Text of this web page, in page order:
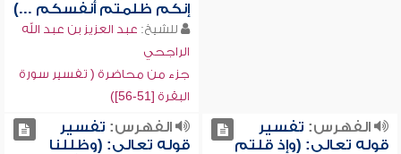
إنكم ظلمتم أنفسكم ...)
للشيخ: عبد العزيز بن عبد الله
الراجحي
جزء من محاضرة ( تفسير سورة
البقرة [51-56])
الفهرس: تفسير
قوله تعالى: (وإذ قلتم
الفهرس: تفسير
قوله تعالى: (وظللنا